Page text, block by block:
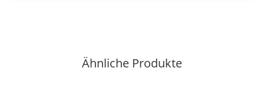
Ähnliche Produkte